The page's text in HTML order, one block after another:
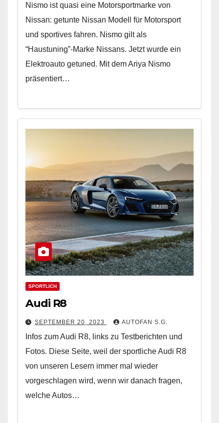
Nismo ist quasi eine Motorsportmarke von
Nissan: getunte Nissan Modell für Motorsport
und sportives fahren. Nismo gilt als
“Haustuning”-Marke Nissans. Jetzt wurde ein
Elektroauto getuned. Mit dem Ariya Nismo
präsentiert…
SPORTLICH
Audi R8
SEPTEMBER 20, 2023 AUTOFAN S.G.
Infos zum Audi R8, links zu Testberichten und
Fotos. Diese Seite, weil der sportliche Audi R8
von unseren Lesern immer mal wieder
vorgeschlagen wird, wenn wir danach fragen,
welche Autos…